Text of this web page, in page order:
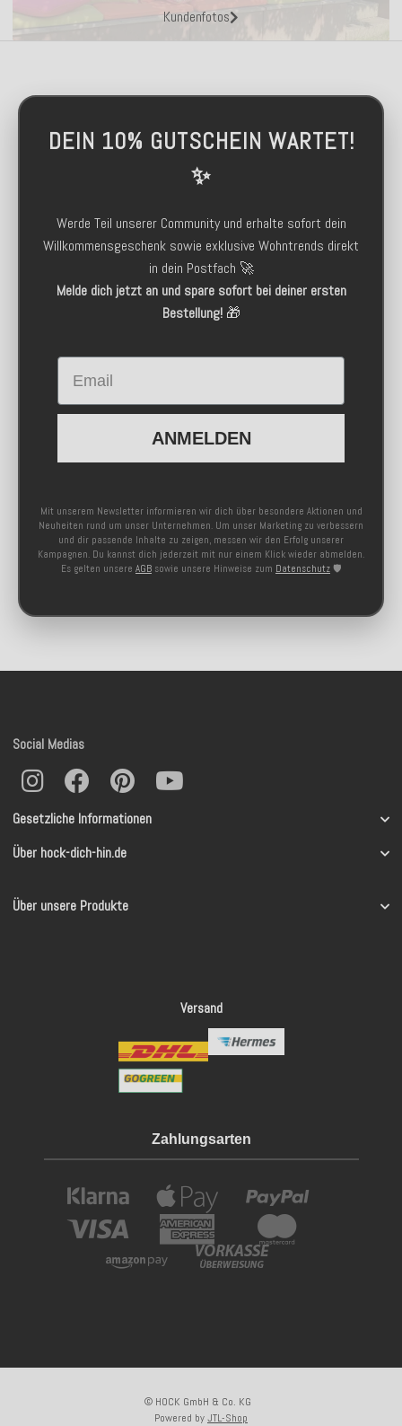
Kundenfotos
DEIN 10% GUTSCHEIN WARTET!
✨
Werde Teil unserer Community und erhalte sofort dein
Willkommensgeschenk sowie exklusive Wohntrends direkt
in dein Postfach 🚀
Melde dich jetzt an und spare sofort bei deiner ersten
Bestellung!🎁
Email
ANMELDEN
Mit unserem Newsletter informieren wir dich über besondere Aktionen und
Neuheiten rund um unser Unternehmen. Um unser Marketing zu verbessern
und dir passende Inhalte zu zeigen, messen wir den Erfolg unserer
Kampagnen. Du kannst dich jederzeit mit nur einem Klick wieder abmelden.
Es gelten unsere AGB sowie unsere Hinweise zum Datenschutz 🛡️
Gesetzliche Informationen
Über hock-dich-hin.de
Über unsere Produkte
Social Medias
Versand
Zahlungsarten
© HOCK GmbH & Co. KG
Powered byJTL-Shop